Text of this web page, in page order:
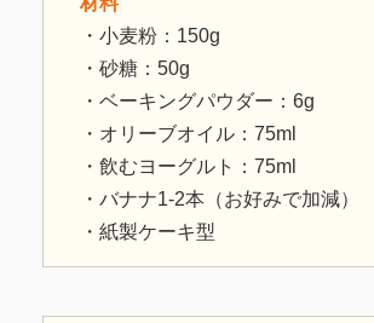
・小麦粉：150g
・砂糖：50g
・ベーキングパウダー：6g
・オリーブオイル：75ml
・飲むヨーグルト：75ml
・バナナ1-2本（お好みで加減）
・紙製ケーキ型